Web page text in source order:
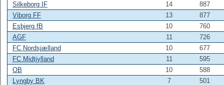
Silkeborg IF
14
887
Viborg FF
13
877
Esbjerg fB
10
760
AGF
11
726
FC Nordsjælland
10
677
FC Midtjylland
11
595
OB
10
588
Lyngby BK
7
501